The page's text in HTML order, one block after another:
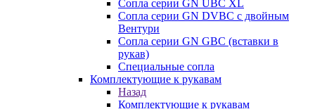
Сопла серии GN UBC XL
Сопла серии GN DVBC с двойным
Вентури
Сопла серии GN GBC (вставки в
рукав)
Специальные сопла
Комплектующие к рукавам
Назад
Комплектующие к рукавам